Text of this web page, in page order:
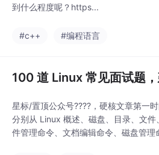
到什么程度呢？https...
#c++ #编程语言
100 道 Linux 常见面试题，
星标/置顶公众号????，硬核文章第一
分别从 Linux 概述、磁盘、目录、文
件管理命令、文档编辑命令、磁盘管理